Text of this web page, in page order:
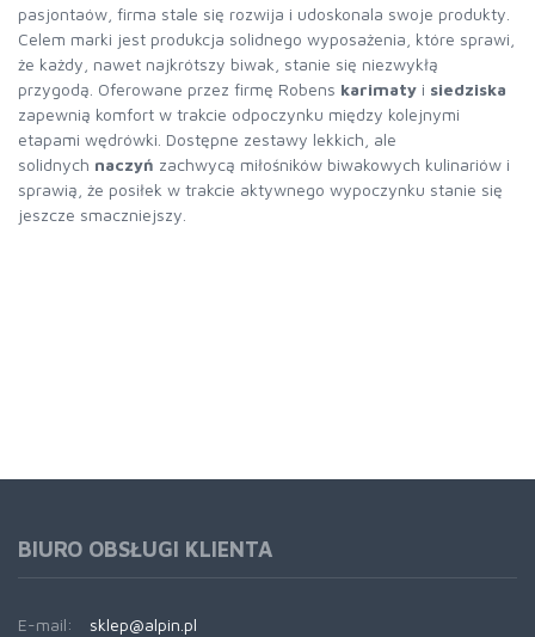
pasjontaów, firma stale się rozwija i udoskonala swoje produkty.
Celem marki jest produkcja solidnego wyposażenia, które sprawi,
że każdy, nawet najkrótszy biwak, stanie się niezwykłą
przygodą. Oferowane przez firmę Robens karimaty i siedziska
zapewnią komfort w trakcie odpoczynku między kolejnymi
etapami wędrówki. Dostępne zestawy lekkich, ale
solidnych naczyń zachwycą miłośników biwakowych kulinariów i
sprawią, że posiłek w trakcie aktywnego wypoczynku stanie się
jeszcze smaczniejszy.
BIURO OBSŁUGI KLIENTA
E-mail:
sklep@alpin.pl